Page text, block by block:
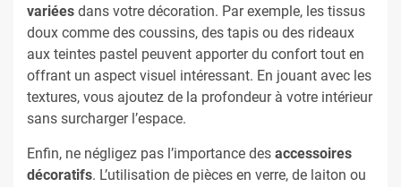
variées dans votre décoration. Par exemple, les tissus
doux comme des coussins, des tapis ou des rideaux
aux teintes pastel peuvent apporter du confort tout en
offrant un aspect visuel intéressant. En jouant avec les
textures, vous ajoutez de la profondeur à votre intérieur
sans surcharger l’espace.
Enfin, ne négligez pas l’importance des accessoires
décoratifs. L’utilisation de pièces en verre, de laiton ou